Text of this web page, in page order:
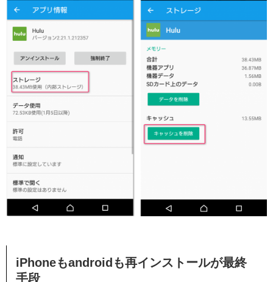
iPhoneもandroidも再インストールが最終
手段